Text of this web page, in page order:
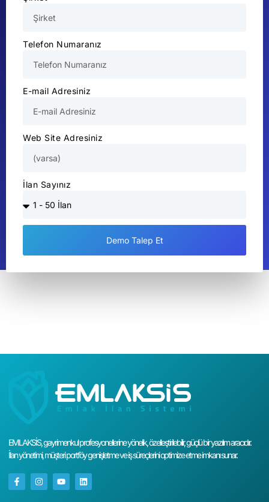
Telefon Numaranız
E-mail Adresiniz
Web Site Adresiniz
İlan Sayınız
Demo Talep Et
EMLAKSİS, gayrimenkul profesyonellerine yönelik, özelleştirilebilir, güçlü bir yazılım aracıdır.
İlan yönetimi, müşteri portföy genişletme ve iş süreçlerini optimize etme imkanı sunar.